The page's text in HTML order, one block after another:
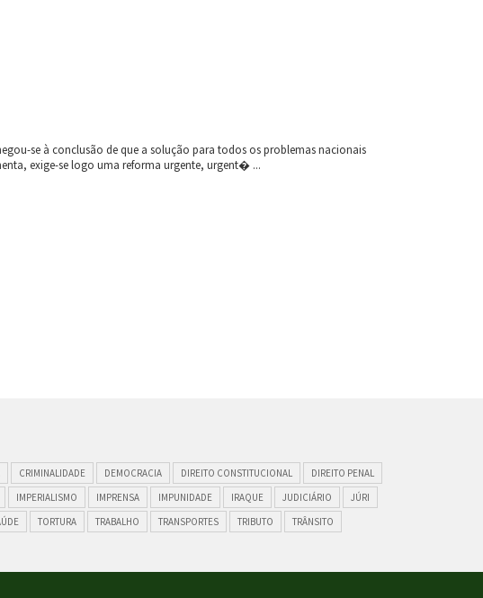
se à conclusão de que a solução para todos os problemas nacionais
exige-se logo uma reforma urgente, urgent� ...
CRIMINALIDADE DEMOCRACIA DIREITO CONSTITUCIONAL
DIREITO PENAL
IMPERIALISMO IMPRENSA IMPUNIDADE IRAQUE JUDICIÁRIO
JÚRI
TORTURA TRABALHO TRANSPORTES TRIBUTO TRÂNSITO